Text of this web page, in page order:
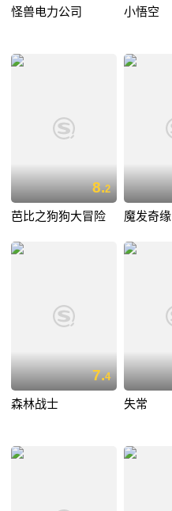
怪兽电力公司 小悟空
8.2
芭比之狗狗大冒险 魔发奇缘
7.4
森林战士 失常